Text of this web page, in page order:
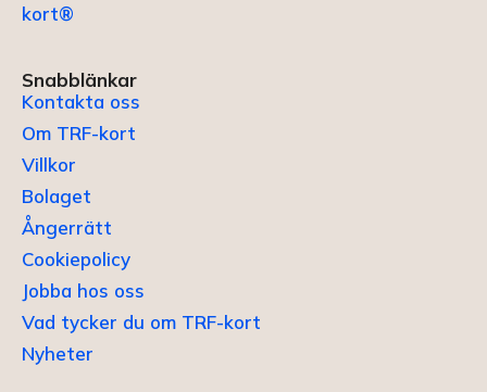
kort®
Snabblänkar
Kontakta oss
Om TRF-kort
Villkor
Bolaget
Ångerrätt
Cookiepolicy
Jobba hos oss
Vad tycker du om TRF-kort
Nyheter